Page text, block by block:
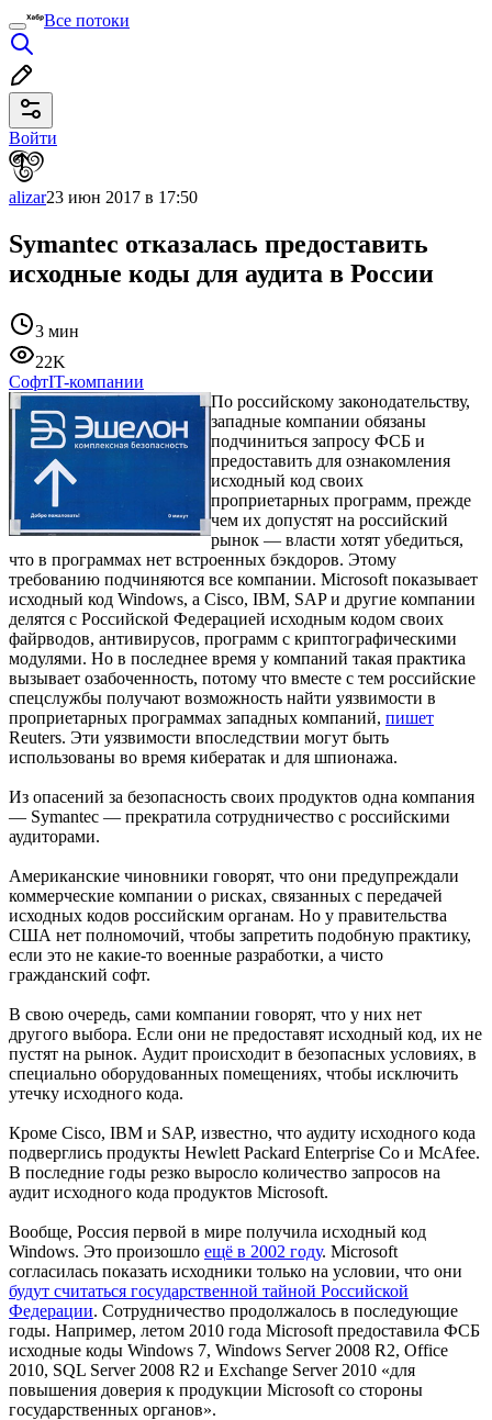
Все потоки
Войти
alizar23 июн 2017 в 17:50
Symantec отказалась предоставить
исходные коды для аудита в России
3 мин
22K
СофтIT-компании
По российскому законодательству,
западные компании обязаны
подчиниться запросу ФСБ и
предоставить для ознакомления
исходный код своих
проприетарных программ, прежде
чем их допустят на российский
рынок — власти хотят убедиться,
что в программах нет встроенных бэкдоров. Этому
требованию подчиняются все компании. Microsoft показывает
исходный код Windows, а Cisco, IBM, SAP и другие компании
делятся с Российской Федерацией исходным кодом своих
файрводов, антивирусов, программ с криптографическими
модулями. Но в последнее время у компаний такая практика
вызывает озабоченность, потому что вместе с тем российские
спецслужбы получают возможность найти уязвимости в
проприетарных программах западных компаний, пишет
Reuters. Эти уязвимости впоследствии могут быть
использованы во время кибератак и для шпионажа.
Из опасений за безопасность своих продуктов одна компания
— Symantec — прекратила сотрудничество с российскими
аудиторами.
Американские чиновники говорят, что они предупреждали
коммерческие компании о рисках, связанных с передачей
исходных кодов российским органам. Но у правительства
США нет полномочий, чтобы запретить подобную практику,
если это не какие-то военные разработки, а чисто
гражданский софт.
В свою очередь, сами компании говорят, что у них нет
другого выбора. Если они не предоставят исходный код, их не
пустят на рынок. Аудит происходит в безопасных условиях, в
специально оборудованных помещениях, чтобы исключить
утечку исходного кода.
Кроме Cisco, IBM и SAP, известно, что аудиту исходного кода
подверглись продукты Hewlett Packard Enterprise Co и McAfee.
В последние годы резко выросло количество запросов на
аудит исходного кода продуктов Microsoft.
Вообще, Россия первой в мире получила исходный код
Windows. Это произошло ещё в 2002 году. Microsoft
согласилась показать исходники только на условии, что они
будут считаться государственной тайной Российской
Федерации. Сотрудничество продолжалось в последующие
годы. Например, летом 2010 года Microsoft предоставила ФСБ
исходные коды Windows 7, Windows Server 2008 R2, Office
2010, SQL Server 2008 R2 и Exchange Server 2010 «для
повышения доверия к продукции Microsoft со стороны
государственных органов».